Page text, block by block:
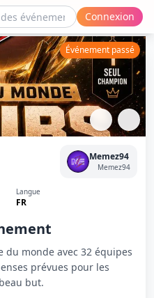
Connexion
FC26 - MemeZ94
Événement passé
Memez94
Memez94
Langue
FR
du monde avec 32 équipes
prévues pour les
but.